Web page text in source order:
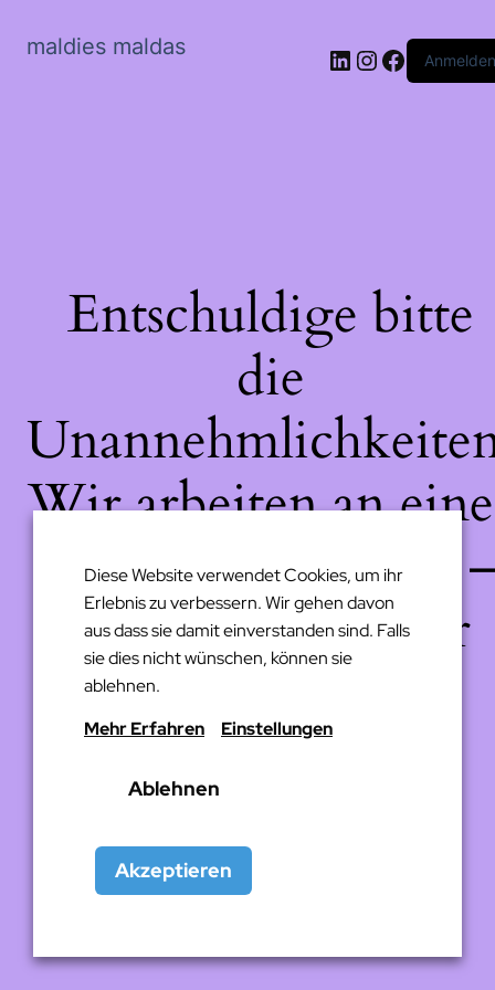
maldies maldas LinkedIn
Instagram
Anmelden
Entschuldige bitte
die
Wir arbeiten an
großartigen Sache
schau bald wieder
Diese Website verwendet Cookies, um ihr
Erlebnis zu verbessern. Wir gehen davon
aus dass sie damit einverstanden sind. Falls
sie dies nicht wünschen, können sie
ablehnen.
Mehr Erfahren
Einstellungen
Ablehnen
Akzeptieren